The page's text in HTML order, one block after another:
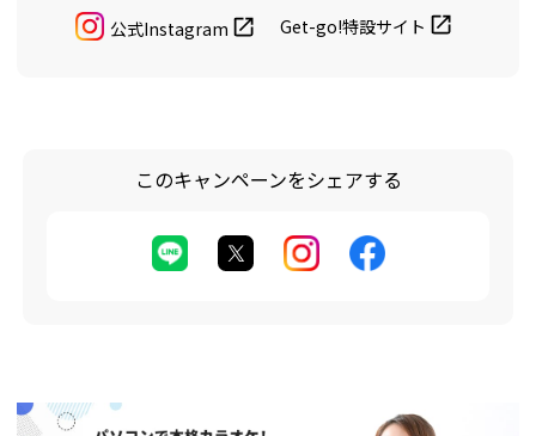
公式Instagram Get-go!特設サイト
このキャンペーンをシェアする